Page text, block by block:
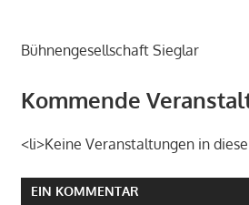
Bühnengesellschaft Sieglar
Kommende
<li>Keine Veranstaltungen in
EIN KOMMENTAR